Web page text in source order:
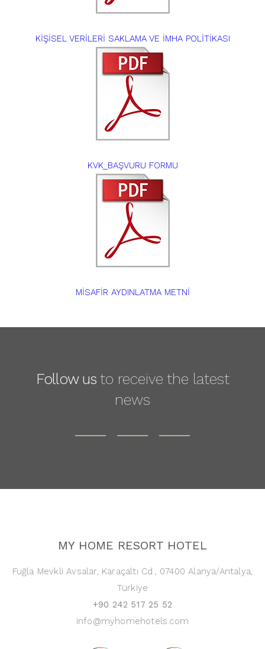
KİŞİSEL VERİLERİ SAKLAMA VE İMHA POLİTİKASI
KVK_BAŞVURU FORMU
MİSAFİR AYDINLATMA METNİ
Follow usto receive the latest
news
MY HOME RESORT HOTEL
Fuğla Mevkli Avsalar, Karaçaltı Cd., 07400 Alanya/Antalya,
Türkiye
+90 242 517 25 52
info@myhomehotels.com